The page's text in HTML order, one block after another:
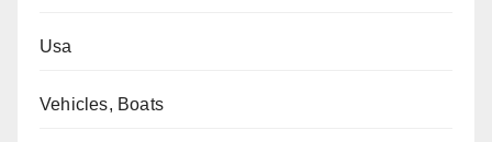
Usa
Vehicles, Boats